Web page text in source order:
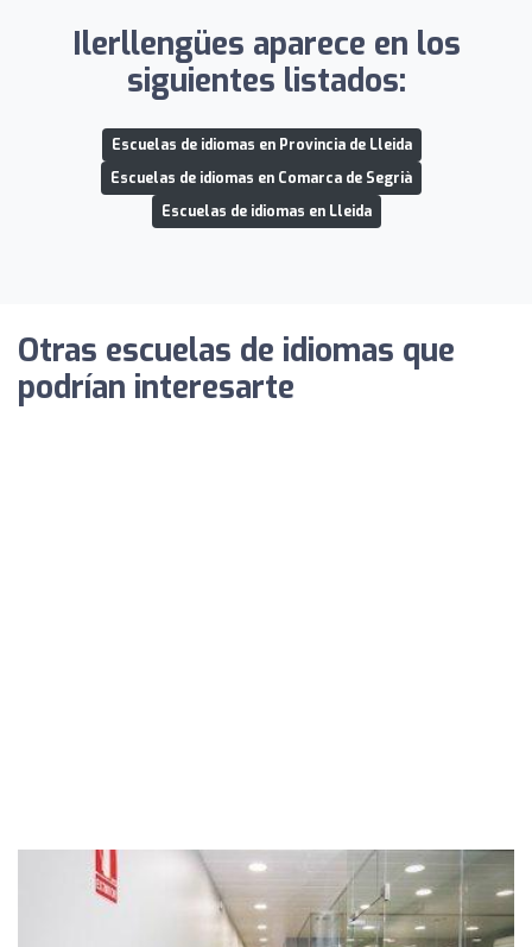
Ilerllengües aparece en los
siguientes listados:
Escuelas de idiomas en Provincia de Lleida
Escuelas de idiomas en Comarca de Segrià
Escuelas de idiomas en Lleida
Otras escuelas de idiomas que
podrían interesarte